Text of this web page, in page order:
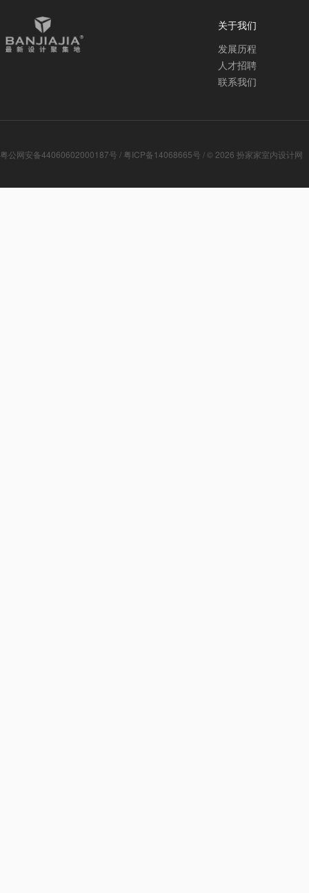
关于我们
发展历程
人才招聘
联系我们
粤公网安备44060602000187号 / 粤ICP备14068665号 / © 2026 扮家家室内设计网